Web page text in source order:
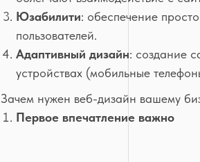
Юзабилити: обеспечение
пользователей.
Адаптивный дизайн: создание
устройствах (мобильные
Зачем нужен веб-дизайн вашему
Первое впечатление важно